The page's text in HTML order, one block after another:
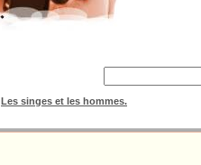
Les singes et les hommes.